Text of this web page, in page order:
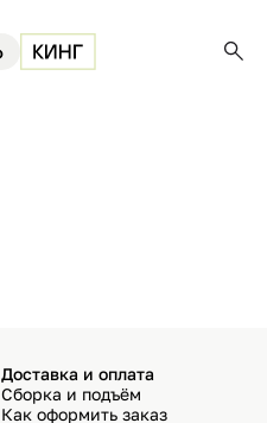
Доставка и оплата
Сборка и подъём
Как оформить заказ